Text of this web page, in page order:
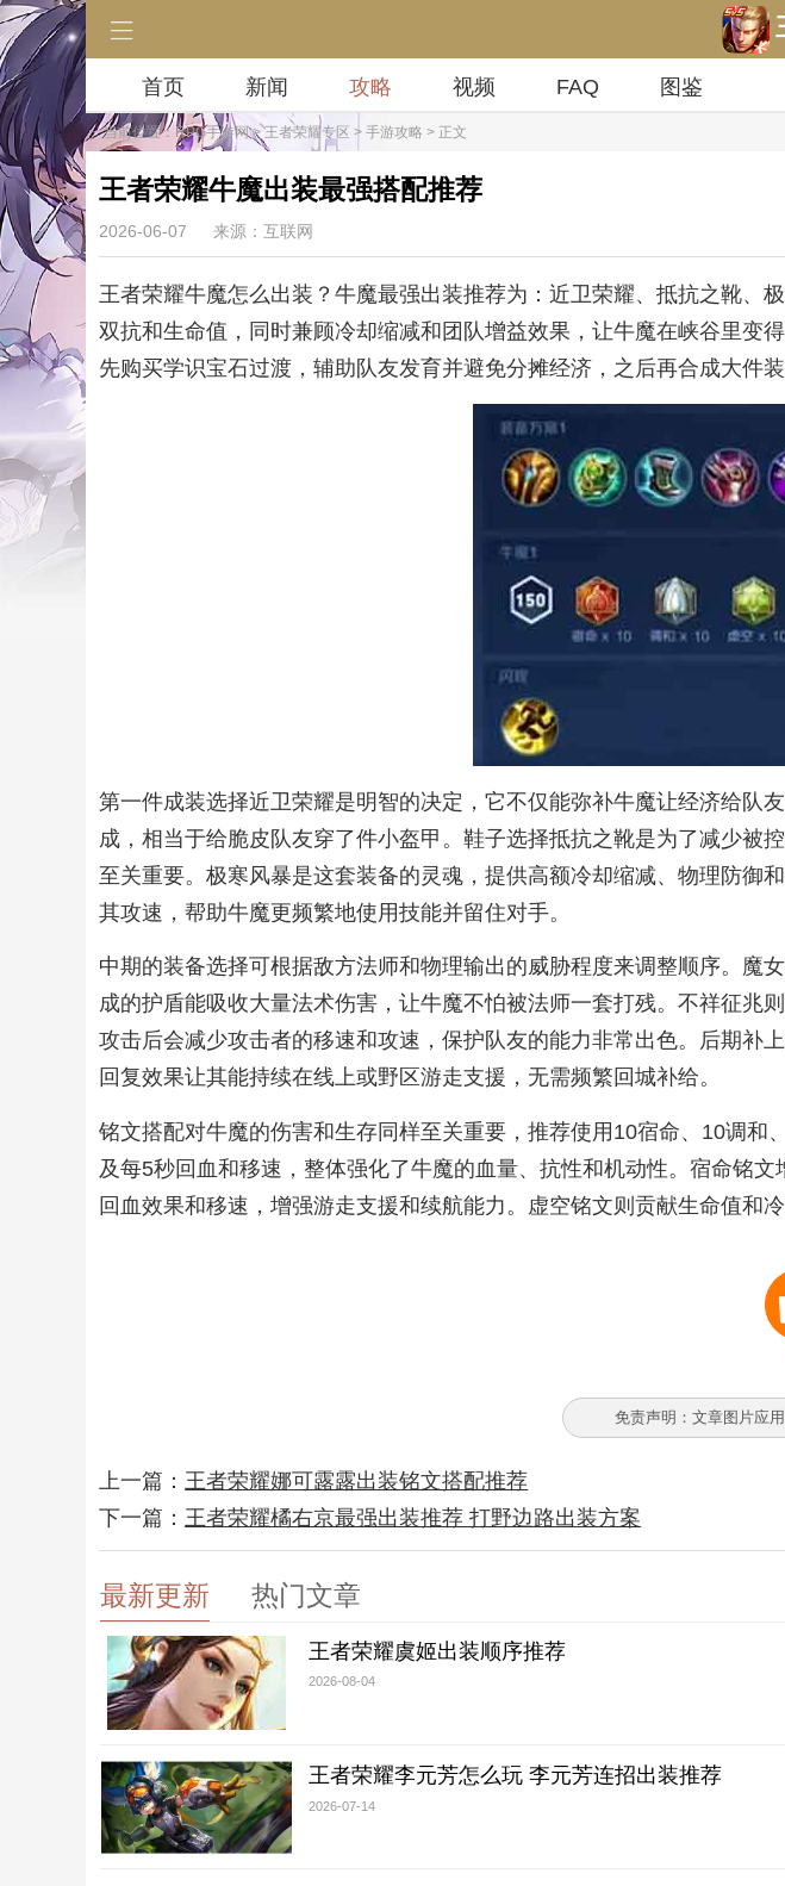
首页 新闻 攻略 视频 FAQ 图鉴
当前位置：RPG手游网>王者荣耀专区 > 手游攻略 > 正文
王者荣耀牛魔出装最强搭配推荐
2026-06-07 来源：互联网
王者荣耀牛魔怎么出装？牛魔最强出装推荐为：近卫荣耀、抵抗之靴、
双抗和生命值，同时兼顾冷却缩减和团队增益效果，让牛魔在峡谷里变
先购买学识宝石过渡，辅助队友发育并避免分摊经济，之后再合成大件装
第一件成装选择近卫荣耀是明智的决定，它不仅能弥补牛魔让经济给队
成，相当于给脆皮队友穿了件小盔甲。鞋子选择抵抗之靴是为了减少被
至关重要。极寒风暴是这套装备的灵魂，提供高额冷却缩减、物理防御
其攻速，帮助牛魔更频繁地使用技能并留住对手。
中期的装备选择可根据敌方法师和物理输出的威胁程度来调整顺序。魔
成的护盾能吸收大量法术伤害，让牛魔不怕被法师一套打残。不祥征兆
攻击后会减少攻击者的移速和攻速，保护队友的能力非常出色。后期补
回复效果让其能持续在线上或野区游走支援，无需频繁回城补给。
铭文搭配对牛魔的伤害和生存同样至关重要，推荐使用10宿命、10调
及每5秒回血和移速，整体强化了牛魔的血量、抗性和机动性。宿命铭
回血效果和移速，增强游走支援和续航能力。虚空铭文则贡献生命值和
免责声明：文章图片应
上一篇： 王者荣耀娜可露露出装铭文搭配推荐
下一篇： 王者荣耀橘右京最强出装推荐 打野边路出装方案
最新更新 热门文章
王者荣耀虞姬出装顺序推荐
2026-08-04
王者荣耀李元芳怎么玩 李元芳连招出装推荐
2026-07-14